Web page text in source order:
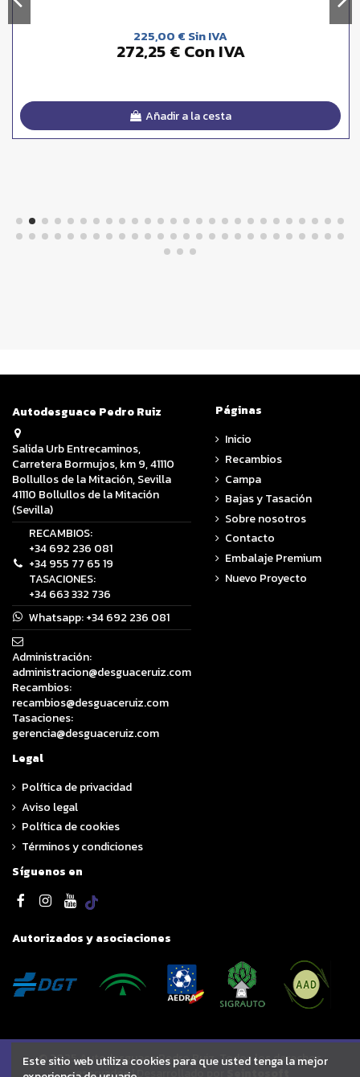
225,00 € Sin IVA
272,25 € Con IVA
Añadir a la cesta
Autodesguace Pedro Ruiz
Salida Urb Entrecaminos,
Carretera Bormujos, km 9, 41110
Bollullos de la Mitación, Sevilla
41110 Bollullos de la Mitación
(Sevilla)
RECAMBIOS:
+34 692 236 081
+34 955 77 65 19
TASACIONES:
+34 663 332 736
Whatsapp:+34 692 236 081
Administración:
administracion@desguaceruiz.com
Recambios:
recambios@desguaceruiz.com
Tasaciones:
gerencia@desguaceruiz.com
Páginas
Inicio
Recambios
Campa
Bajas y Tasación
Sobre nosotros
Contacto
Embalaje Premium
Nuevo Proyecto
Legal
Política de privacidad
Aviso legal
Política de cookies
Términos y condiciones
Síguenos en
Autorizados y asociaciones
© 2025 Autodesguace Pedro Ruiz. Todos los derechos
Este sitio web utiliza cookies para que usted tenga la mejor